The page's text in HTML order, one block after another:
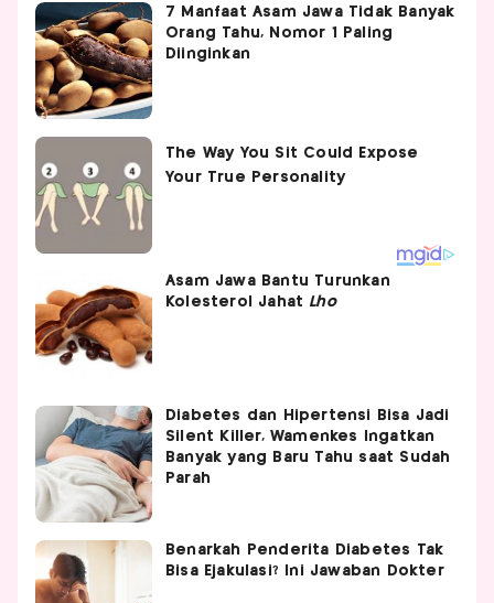
7 Manfaat Asam Jawa Tidak Banyak
Orang Tahu, Nomor 1 Paling
Diinginkan
Asam Jawa Bantu Turunkan
Kolesterol Jahat Lho
Diabetes dan Hipertensi Bisa Jadi
Silent Killer, Wamenkes Ingatkan
Banyak yang Baru Tahu saat Sudah
Parah
Benarkah Penderita Diabetes Tak
Bisa Ejakulasi? Ini Jawaban Dokter